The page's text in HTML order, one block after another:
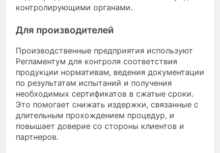
контролирующими органами.
Для производителей
Производственные предприятия используют
Регламентум для контроля соответствия
продукции нормативам, ведения документации
по результатам испытаний и получения
необходимых сертификатов в сжатые сроки.
Это помогает снижать издержки, связанные с
длительным прохождением процедур, и
повышает доверие со стороны клиентов и
партнеров.